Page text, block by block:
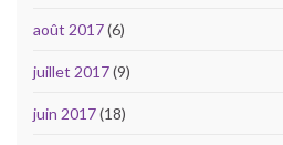
août 2017(6)
juillet 2017(9)
juin 2017(18)